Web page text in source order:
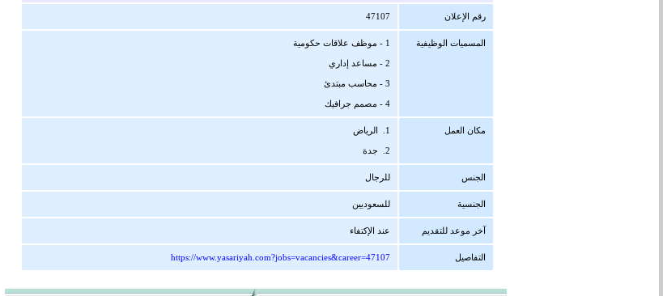
رقم الإعلان 47107
المسميات الوظيفية 1 - موظف علاقات حكومية
2 - مساعد إداري
3 - محاسب مبتدئ
4 - مصمم جرافيك
مكان العمل 1. الرياض
2. جدة
الجنس للرجال
الجنسية للسعوديين
آخر موعد للتقديم عند الإكتفاء
التفاصيل https://www.yasariyah.com?jobs=vacancies&career=47107